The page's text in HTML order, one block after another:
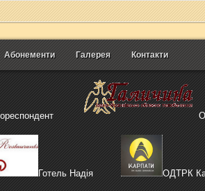
Абонементи Галерея Контакти
Готель Надія ОДТРК